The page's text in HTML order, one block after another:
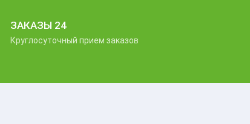
ЗАКАЗЫ 24
Круглосуточный прием заказов